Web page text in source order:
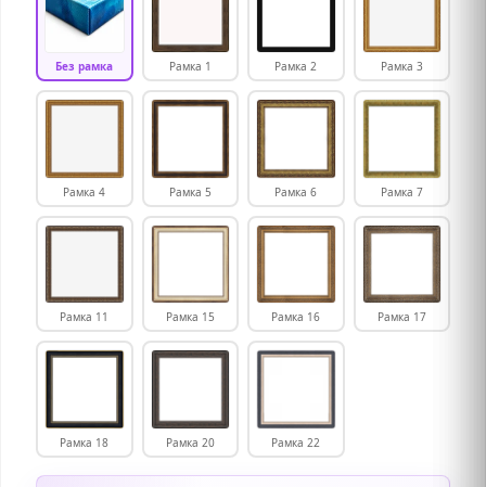
Без рамка Рамка 1 Рамка 2 Рамка 3
Рамка 4 Рамка 5 Рамка 6 Рамка 7
Рамка 11 Рамка 15 Рамка 16 Рамка 17
Рамка 18 Рамка 20 Рамка 22